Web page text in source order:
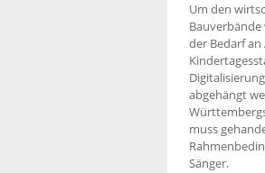
Um den
der Bedarf
abgehängt
muss
Sänger.